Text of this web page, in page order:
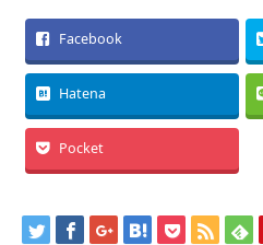
Facebook
Hatena
Pocket